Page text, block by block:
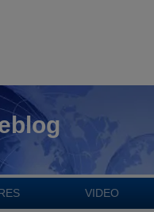
VIDEO